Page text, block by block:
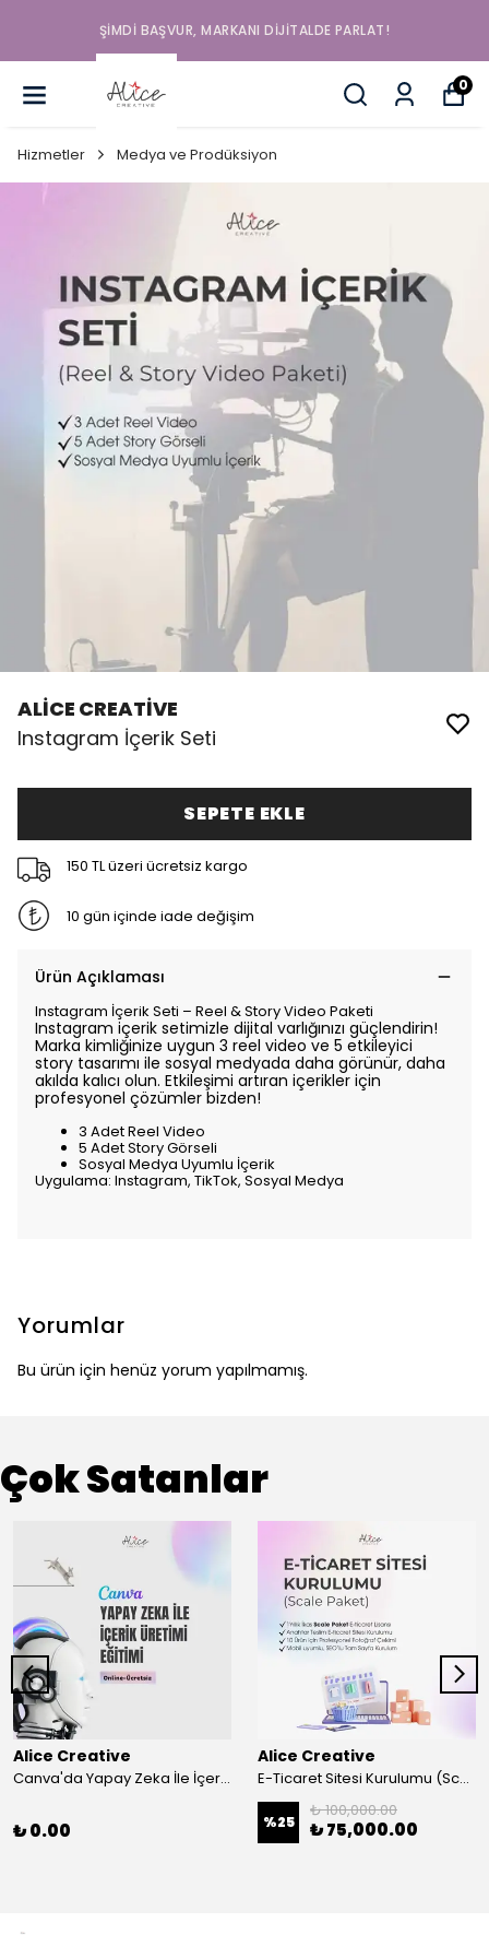
ŞIMDI BAŞVUR, MARKANI DIJITALDE PARLAT!
0
Hizmetler Medya ve Prodüksiyon
ALİCE CREATİVE
Instagram İçerik Seti
SEPETE EKLE
150 TL üzeri ücretsiz kargo
10 gün içinde iade değişim
Ürün Açıklaması
Instagram İçerik Seti – Reel & Story Video Paketi
Instagram içerik setimizle dijital varlığınızı güçlendirin!
Marka kimliğinize uygun 3 reel video ve 5 etkileyici
story tasarımı ile sosyal medyada daha görünür, daha
akılda kalıcı olun. Etkileşimi artıran içerikler için
profesyonel çözümler bizden!
3 Adet Reel Video
5 Adet Story Görseli
Sosyal Medya Uyumlu İçerik
Uygulama: Instagram, TikTok, Sosyal Medya
Yorumlar
Bu ürün için henüz yorum yapılmamış.
Çok Satanlar
Alice Creative
Canva'da Yapay Zeka İle İçerik Üretimi Eğitimi
₺ 0.00
Alice Creative
E-Ticaret Sitesi Kurulumu (Scale Paket)
%25
₺ 100,000.00
₺ 75,000.00